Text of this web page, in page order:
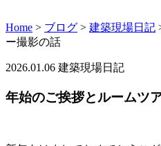
Home > ブログ > 建築現場日記
ー撮影の話
2026.01.06 建築現場日記
年始のご挨拶とルームツ